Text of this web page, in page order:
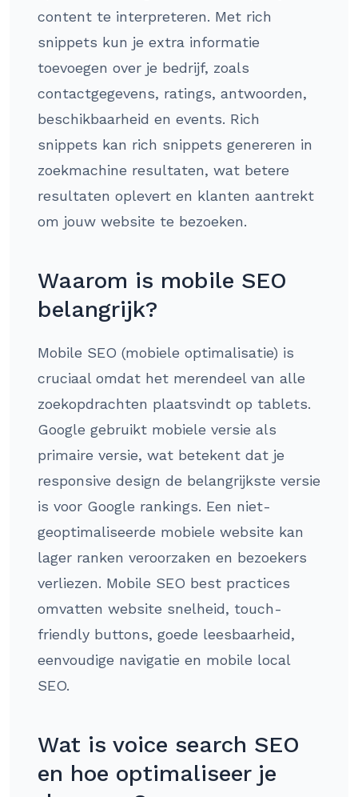
content te interpreteren. Met rich
snippets kun je extra informatie
toevoegen over je bedrijf, zoals
contactgegevens, ratings, antwoorden,
beschikbaarheid en events. Rich
snippets kan rich snippets genereren in
zoekmachine resultaten, wat betere
resultaten oplevert en klanten aantrekt
om jouw website te bezoeken.
Waarom is mobile SEO
belangrijk?
Mobile SEO (mobiele optimalisatie) is
cruciaal omdat het merendeel van alle
zoekopdrachten plaatsvindt op tablets.
Google gebruikt mobiele versie als
primaire versie, wat betekent dat je
responsive design de belangrijkste versie
is voor Google rankings. Een niet-
geoptimaliseerde mobiele website kan
lager ranken veroorzaken en bezoekers
verliezen. Mobile SEO best practices
omvatten website snelheid, touch-
friendly buttons, goede leesbaarheid,
eenvoudige navigatie en mobile local
SEO.
Wat is voice search SEO
en hoe optimaliseer je